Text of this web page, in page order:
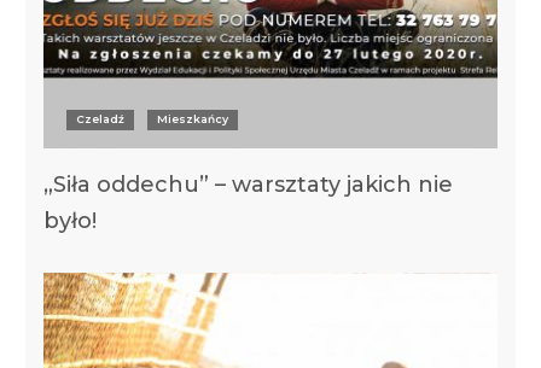
Czeladź Mieszkańcy
„Siła oddechu” – warsztaty jakich nie
było!